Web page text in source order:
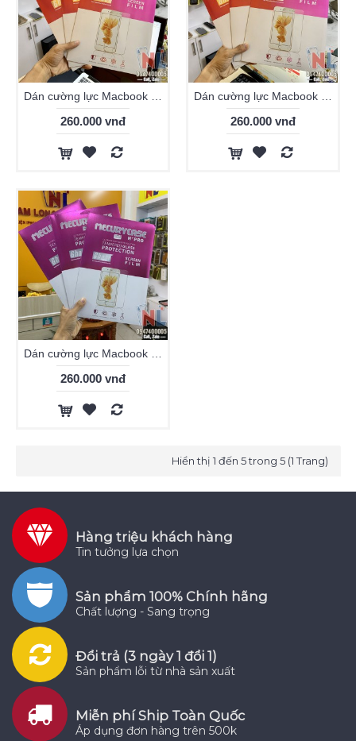
260.000 vnđ 260.000 vnđ
260.000 vnđ
Hiển thị 1 đến 5 trong 5 (1 Trang)
Hàng triệu khách hàng
Tin tưởng lựa chọn
Sản phẩm 100% Chính hãng
Chất lượng - Sang trọng
Đổi trả (3 ngày 1 đổi 1)
Sản phẩm lỗi từ nhà sản xuất
Miễn phí Ship Toàn Quốc
Áp dụng đơn hàng trên 500k